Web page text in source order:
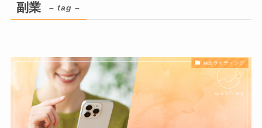
副業 – tag –
webライティング